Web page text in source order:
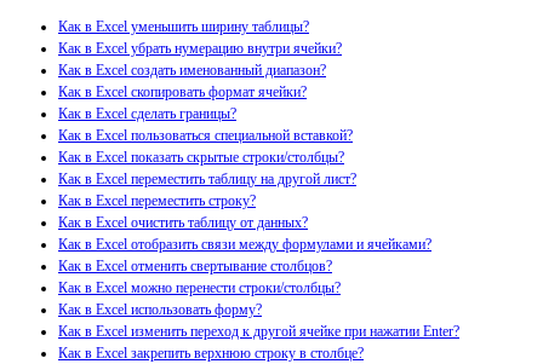
Как в Excel уменьшить ширину таблицы?
Как в Excel убрать нумерацию внутри ячейки?
Как в Excel создать именованный диапазон?
Как в Excel скопировать формат ячейки?
Как в Excel сделать границы?
Как в Excel пользоваться специальной вставкой?
Как в Excel показать скрытые строки/столбцы?
Как в Excel переместить таблицу на другой лист?
Как в Excel переместить строку?
Как в Excel очистить таблицу от данных?
Как в Excel отобразить связи между формулами и ячейками?
Как в Excel отменить свертывание столбцов?
Как в Excel можно перенести строки/столбцы?
Как в Excel использовать форму?
Как в Excel изменить переход к другой ячейке при нажатии Enter?
Как в Excel закрепить верхнюю строку в столбце?